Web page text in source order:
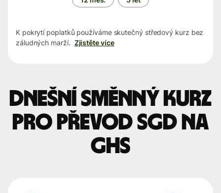
K pokrytí poplatků používáme skutečný středový kurz bez
záludných marží. Zjistěte více
Dnešní směnný kurz
pro převod SGD na
GHS